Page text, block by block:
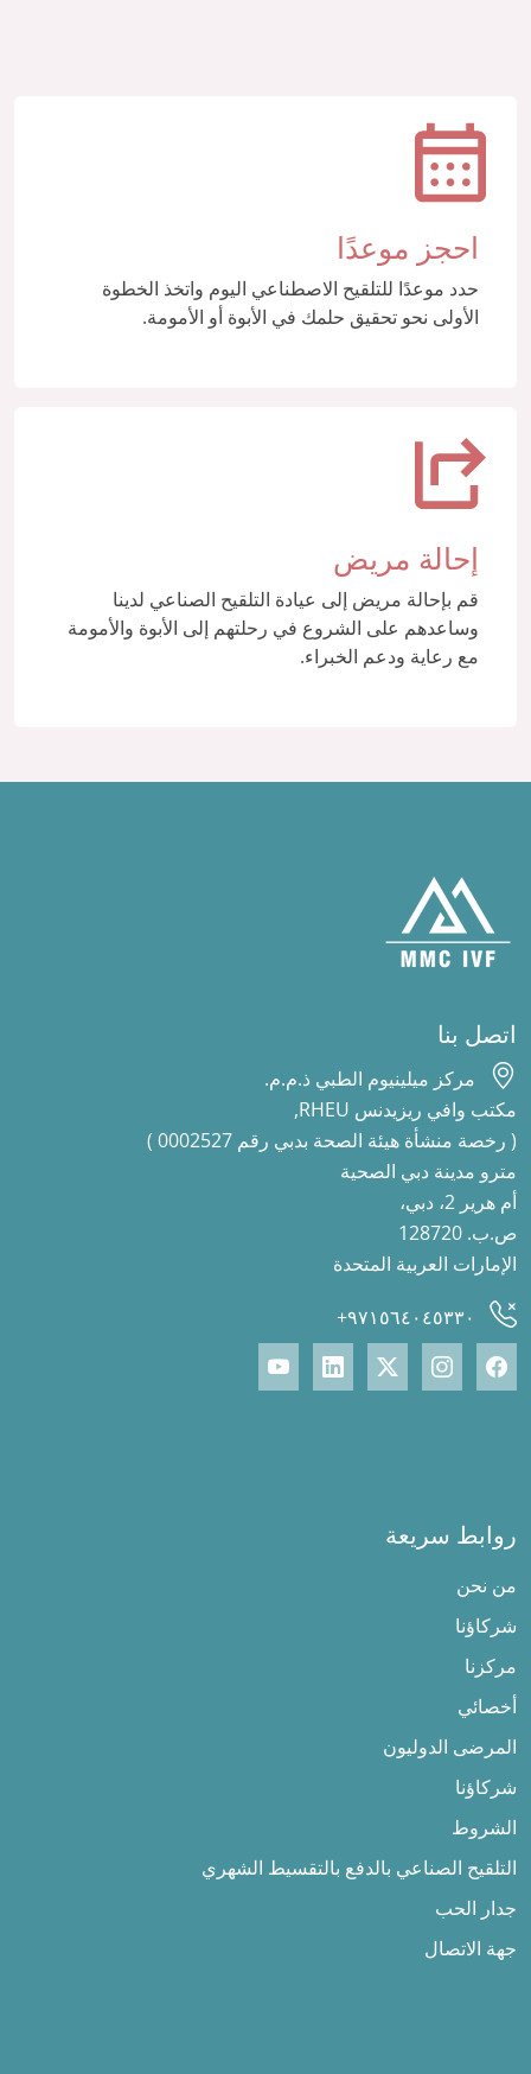
احجز موعدًا
حدد موعدًا للتلقيح الاصطناعي اليوم واتخذ الخطوة
الأولى نحو تحقيق حلمك في الأبوة أو الأمومة.
إحالة مريض
قم بإحالة مريض إلى عيادة التلقيح الصناعي لدينا
وساعدهم على الشروع في رحلتهم إلى الأبوة والأمومة
مع رعاية ودعم الخبراء.
اتصل بنا
مركز ميلينيوم الطبي ذ.م.م.
مكتب وافي ريزيدنس RHEU,
( رخصة منشأة هيئة الصحة بدبي رقم 0002527 )
مترو مدينة دبي الصحية
أم هرير 2، دبي،
ص.ب. 128720
الإمارات العربية المتحدة
٩٧١٥٦٤٠٤٥٣٣٠+
روابط سريعة
من نحن
شركاؤنا
مركزنا
أخصائي
المرضى الدوليون
شركاؤنا
الشروط
التلقيح الصناعي بالدفع بالتقسيط الشهري
جدار الحب
جهة الاتصال